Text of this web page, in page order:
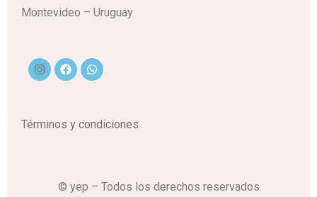
Montevideo – Uruguay
Términos y condiciones
© yep – Todos los derechos reservados